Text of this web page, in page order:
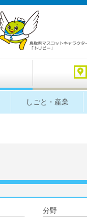
しごと・産業
分野